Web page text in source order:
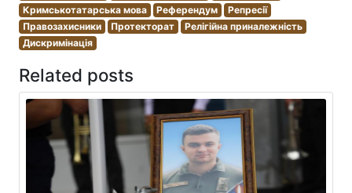
Кримськотатарська мова
Референдум
Репресії
Правозахисники
Протекторат
Релігійна приналежність
Дискримінація
Related posts